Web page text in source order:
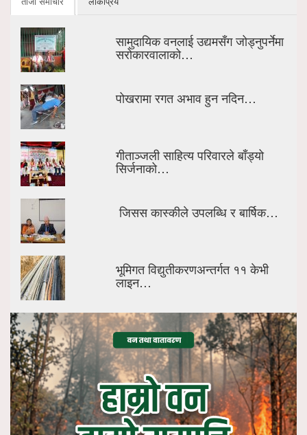
सामुदायिक वनलाई उद्यमसँग जोड्नुपर्नेमा
सरोकारवालाको…
पोखरामा रगत अभाव हुन नदिन…
गीताञ्जली साहित्य परिवारले बाँड्यो
सिर्जनाको…
जिसस कास्कीले उपलब्धि र बार्षिक…
भूमिगत विद्युतीकरणअन्तर्गत ११ केभी
लाइन…